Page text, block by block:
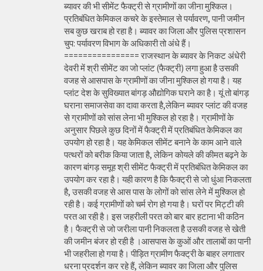
ब्यावर की भी सीमेंट फैक्ट्री से ग्रामीणों का जीना मुश्किल।
प्रतिबंधित केमिकल कचरे के इस्तेमाल से पर्यावरण, पानी जमीन
सब कुछ खराब हो रहा है। ब्यावर का जिला और पुलिस प्रशासन
चुप: पर्यावरण विभाग के अधिकारी तो अंधे हैं।
================ राजस्थान के ब्यावर के निकट अंधेरी
देवरी में श्री सीमेंट का जो प्लांट (फैक्ट्री) लगा हुआ है उसकी
वजह से आसपास के ग्रामीणों का जीना मुश्किल हो गया है। यह
प्लांट देश के सुविख्यात बांगड़ औद्योगिक घराने का है। यूं तो बांगड़
घराना समाजसेवा का दावा करता है,लेकिन ब्यावर प्लांट की वजह
से ग्रामीणों को सांस लेना भी मुश्किल हो रहा है। ग्रामीणों के
अनुसार पिछले कुछ दिनों में फैक्ट्री में प्रतिबंधित केमिकल का
उपयोग हो रहा है। यह केमिकल सीमेंट बनाने के काम आने वाले
पत्थरों को बरीक किया जाता है, लेकिन कोयले की कीमत बढ़ने के
कारण बांगड़ समूह श्री सीमेंट फैक्ट्री में प्रतिबंधित केमिकल का
उपयोग कर रहा है। यही कारण है कि फैक्ट्री से जो धुंआ निकलता
है, उसकी वजह से आस पास के लोगों को सांस लेने में मुश्किल हो
रही है। कई ग्रामीणों को चर्म रोग हो गया है। घरों पर मिट्टी की
परत आ रही है। इस जहरीली परत को बार बार हटाना भी कठिन
है। फैक्ट्री से जो जरीला पानी निकलता है उसकी वजह से खेती
की जमीन बंजर हो रही है ।आसपास के कुओं और तालाबों का पानी
भी जहरीला हो गया है। पीड़ित ग्रामीण फैक्ट्री के बाहर लगातार
धरना प्रदर्शन कर रहे हैं, लेकिन ब्यावर का जिला और पुलिस